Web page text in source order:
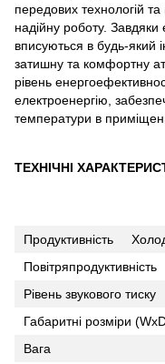
передових технологій
надійну роботу.
вписуються в будь-який
затишну та комфортну
рівень
електроенергію,
температури в
ТЕХНІЧНІ
Продуктивність
Повітряпродуктивність
Рівень звукового тиску
Габаритні розміри
Вага